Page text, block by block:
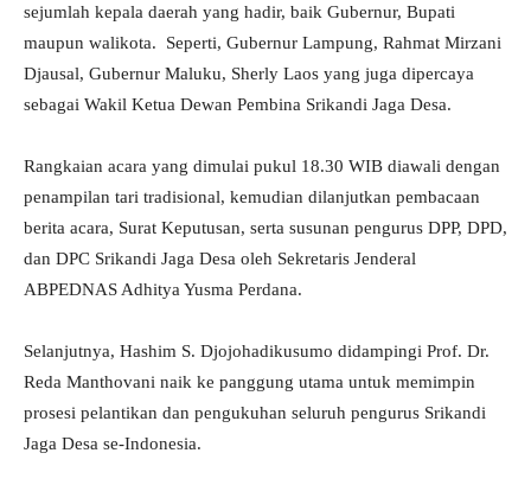
sejumlah kepala daerah yang hadir, baik Gubernur, Bupati
maupun walikota. Seperti, Gubernur Lampung, Rahmat Mirzani
Djausal, Gubernur Maluku, Sherly Laos yang juga dipercaya
sebagai Wakil Ketua Dewan Pembina Srikandi Jaga Desa.
Rangkaian acara yang dimulai pukul 18.30 WIB diawali dengan
penampilan tari tradisional, kemudian dilanjutkan pembacaan
berita acara, Surat Keputusan, serta susunan pengurus DPP, DPD,
dan DPC Srikandi Jaga Desa oleh Sekretaris Jenderal
ABPEDNAS Adhitya Yusma Perdana.
Selanjutnya, Hashim S. Djojohadikusumo didampingi Prof. Dr.
Reda Manthovani naik ke panggung utama untuk memimpin
prosesi pelantikan dan pengukuhan seluruh pengurus Srikandi
Jaga Desa se-Indonesia.